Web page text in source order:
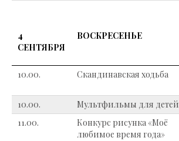
4
СЕНТЯБРЯ
ВОСКРЕСЕНЬЕ
10.00. Скандинавская ходьба
10.00.
Мультфильмы для детей
11.00.
Конкурс рисунка «Моё
любимое время года»